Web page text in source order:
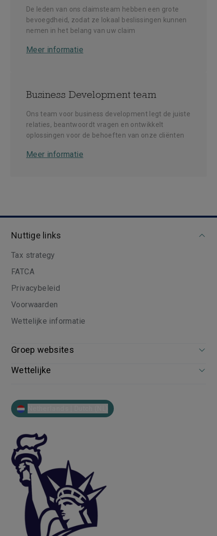
De leden van ons claimsteam hebben een grote
bevoegdheid, zodat ze lokaal beslissingen kunnen
nemen in het belang van uw claim
Meer informatie
Business Development team
Ons team voor business development legt de juiste
relaties, beantwoordt vragen en ontwikkelt
oplossingen voor de behoeften van onze cliënten
Meer informatie
Nuttige links
Tax strategy
FATCA
Privacybeleid
Voorwaarden
Wettelijke informatie
Groep websites
Wettelijke